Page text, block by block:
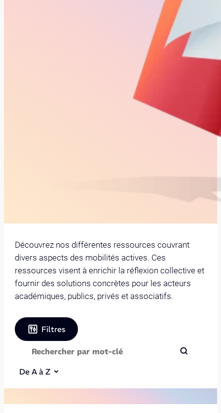
Découvrez nos différentes ressources couvrant
divers aspects des mobilités actives. Ces
ressources visent à enrichir la réflexion collective et
fournir des solutions concrètes pour les acteurs
académiques, publics, privés et associatifs.
Filtres
De A à Z